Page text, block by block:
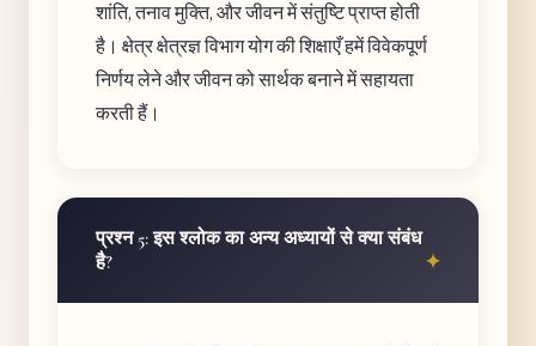
शांति, तनाव मुक्ति, और जीवन में संतुष्टि प्राप्त होती
है। क्षेत्र क्षेत्रज्ञ विभाग योग की शिक्षाएँ हमें विवेकपूर्ण
निर्णय लेने और जीवन को सार्थक बनाने में सहायता
करती हैं।
प्रश्न 5: इस श्लोक का अन्य अध्यायों से क्या संबंध
है?